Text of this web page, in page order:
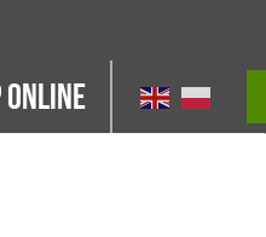
Online